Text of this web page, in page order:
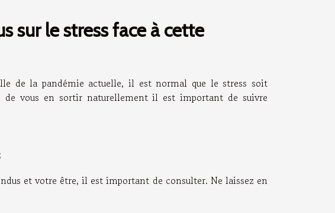
sur le stress face à cette
de la pandémie actuelle, il est normal que le stress soit
de vous en sortir naturellement il est important de suivre
et votre être, il est important de consulter. Ne laissez en